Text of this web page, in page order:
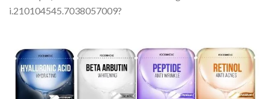
i.210104545.7038057009?